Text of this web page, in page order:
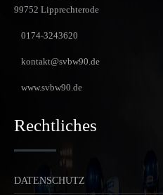
99752 Lipprechterode
0174-3243620
kontakt@svbw90.de
www.svbw90.de
Rechtliches
DATENSCHUTZ